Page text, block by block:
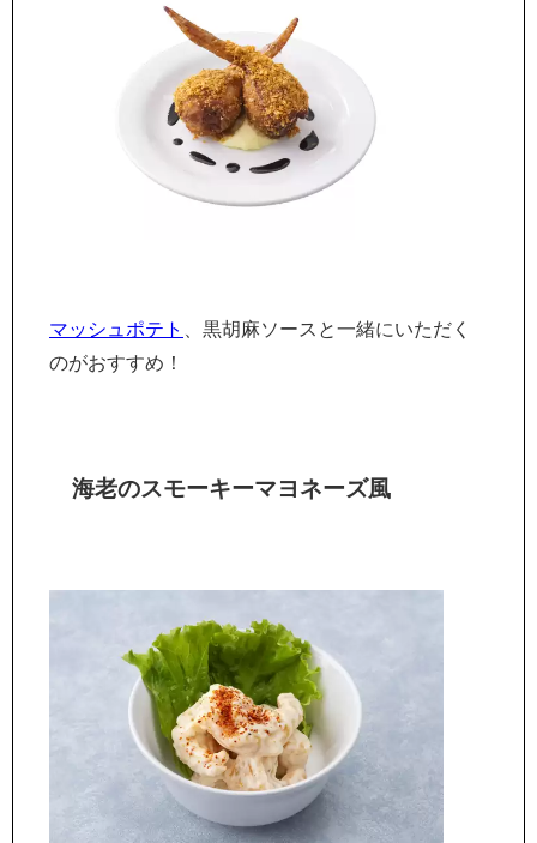
マッシュポテト
、黒胡麻ソースと一緒にいただく
のがおすすめ！
海老のスモーキーマヨネーズ風